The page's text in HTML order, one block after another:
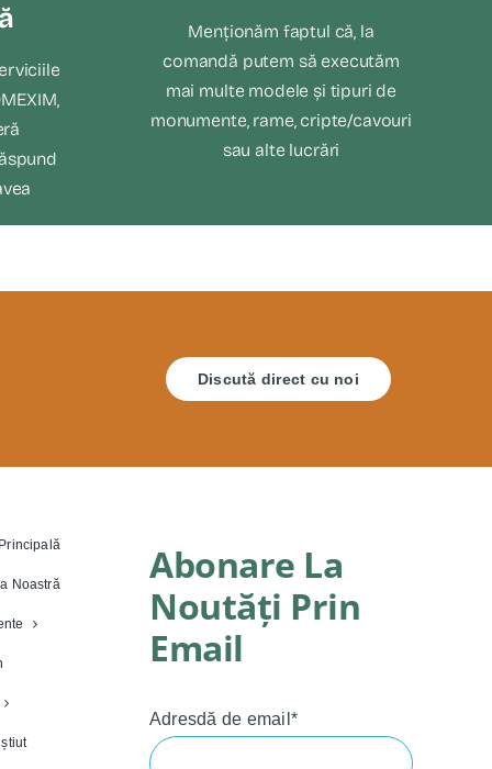
Menționăm faptul că, la
comandă putem să executăm
mai multe modele și tipuri de
monumente, rame, cripte/cavouri
sau alte lucrări
Discută direct cu noi
Noastră
Abonare La
Noutăți Prin
Email
Adresdă de email*